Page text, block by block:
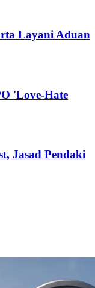
Layani Aduan
'Love-Hate
Jasad Pendaki